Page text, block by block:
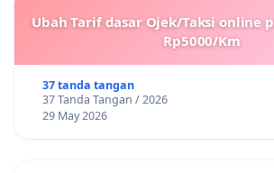
Ubah Tarif dasar Ojek/Taksi online
Rp5000/Km
37 tanda tangan
37 Tanda Tangan / 2026
29 May 2026